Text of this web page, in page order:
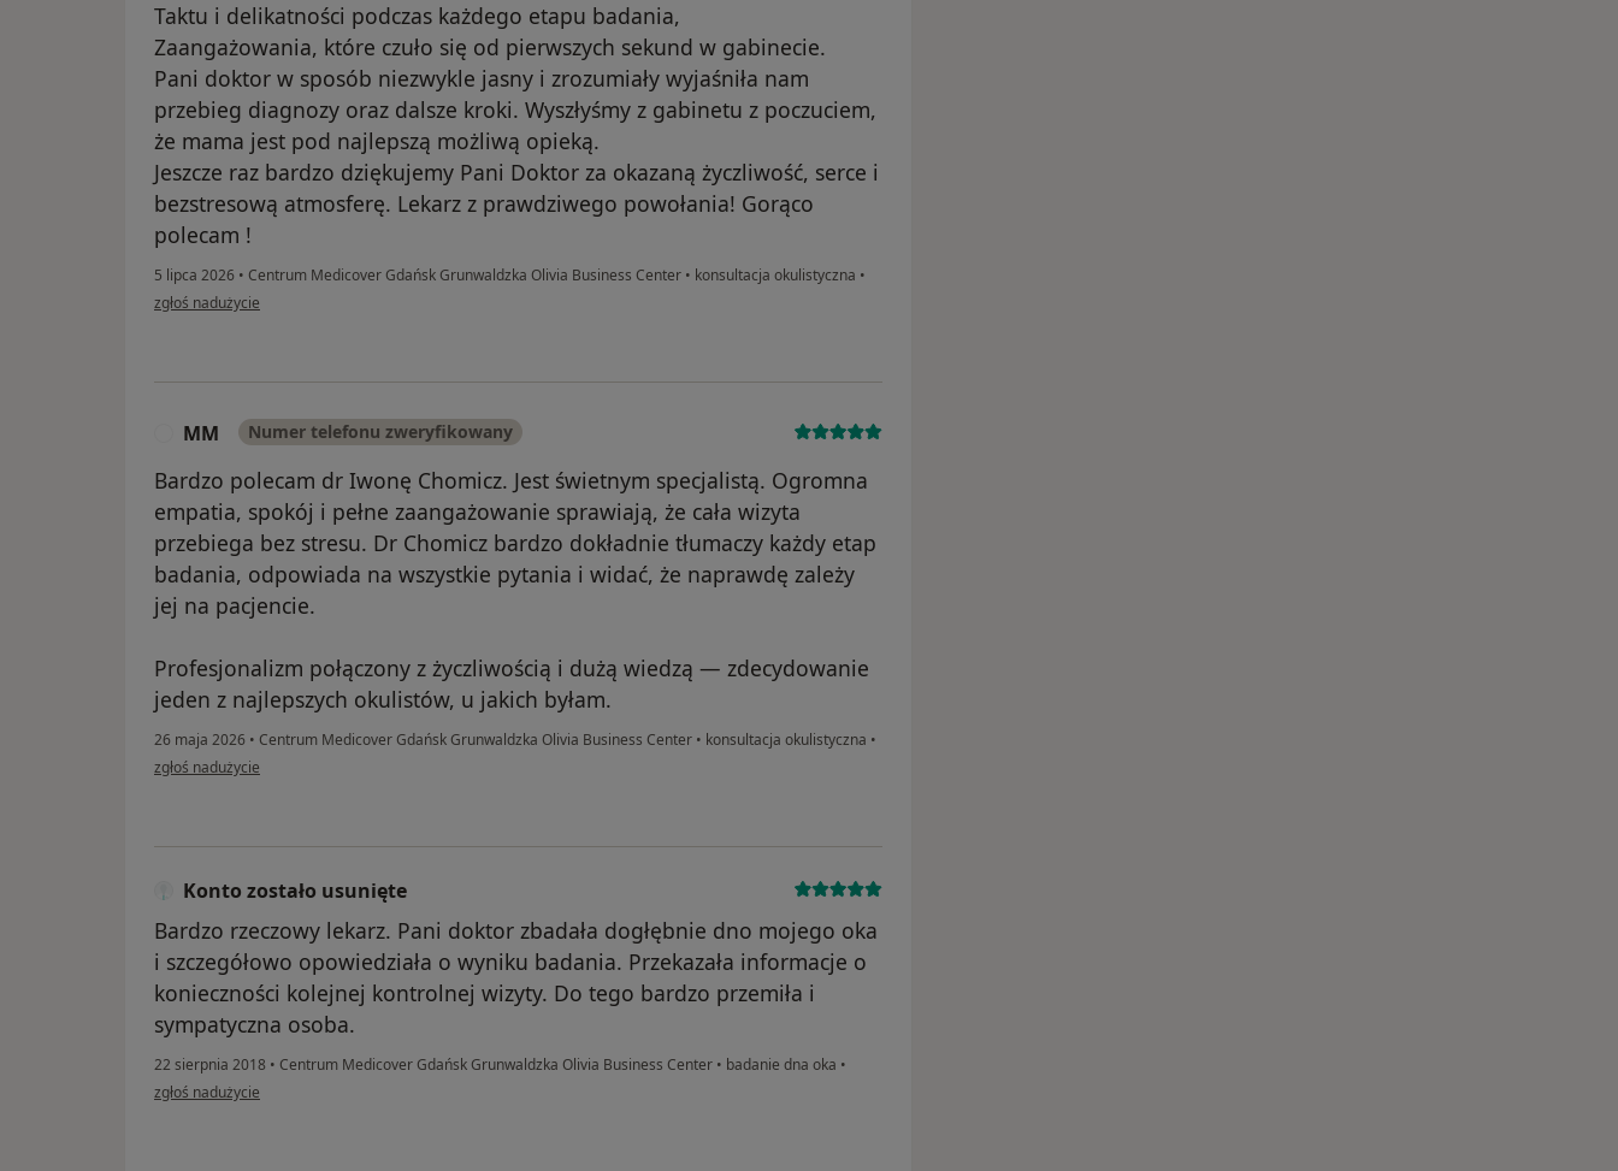
Taktu i delikatności podczas każdego etapu badania,
Zaangażowania, które czuło się od pierwszych sekund w gabinecie.
Pani doktor w sposób niezwykle jasny i zrozumiały wyjaśniła nam
przebieg diagnozy oraz dalsze kroki. Wyszłyśmy z gabinetu z poczuciem,
że mama jest pod najlepszą możliwą opieką.
Jeszcze raz bardzo dziękujemy Pani Doktor za okazaną życzliwość, serce i
bezstresową atmosferę. Lekarz z prawdziwego powołania! Gorąco
polecam !
5 lipca 2026 • Centrum Medicover Gdańsk Grunwaldzka Olivia Business Center • konsultacja okulistyczna •
w opinii użytkownika J.M.
zgłoś nadużycie
MM Numer telefonu zweryfikowany
Bardzo polecam dr Iwonę Chomicz. Jest świetnym specjalistą. Ogromna
empatia, spokój i pełne zaangażowanie sprawiają, że cała wizyta
przebiega bez stresu. Dr Chomicz bardzo dokładnie tłumaczy każdy etap
badania, odpowiada na wszystkie pytania i widać, że naprawdę zależy
jej na pacjencie.
Profesjonalizm połączony z życzliwością i dużą wiedzą — zdecydowanie
jeden z najlepszych okulistów, u jakich byłam.
26 maja 2026 • Centrum Medicover Gdańsk Grunwaldzka Olivia Business Center • konsultacja okulistyczna •
w opinii użytkownika MM
zgłoś nadużycie
Konto zostało usunięte
Bardzo rzeczowy lekarz. Pani doktor zbadała dogłębnie dno mojego oka
i szczegółowo opowiedziała o wyniku badania. Przekazała informacje o
konieczności kolejnej kontrolnej wizyty. Do tego bardzo przemiła i
sympatyczna osoba.
22 sierpnia 2018 • Centrum Medicover Gdańsk Grunwaldzka Olivia Business Center • badanie dna oka •
w opinii użytkownika Konto zostało usunięte
zgłoś nadużycie